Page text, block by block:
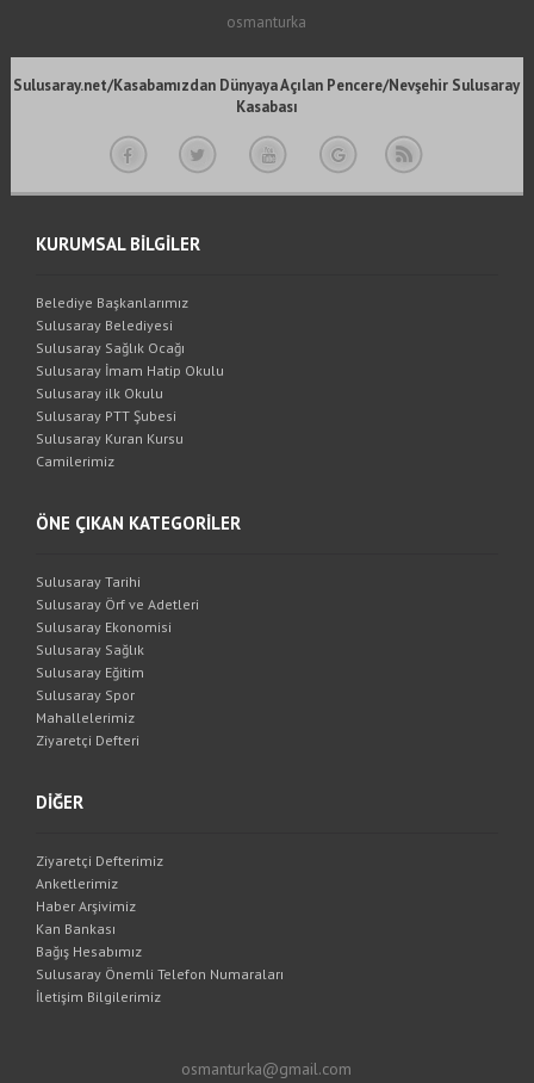
osmanturka
Sulusaray.net/Kasabamızdan Dünyaya Açılan Pencere/Nevşehir Sulusaray
Kasabası
KURUMSAL BİLGİLER
Belediye Başkanlarımız
Sulusaray Belediyesi
Sulusaray Sağlık Ocağı
Sulusaray İmam Hatip Okulu
Sulusaray ilk Okulu
Sulusaray PTT Şubesi
Sulusaray Kuran Kursu
Camilerimiz
ÖNE ÇIKAN KATEGORİLER
Sulusaray Tarihi
Sulusaray Örf ve Adetleri
Sulusaray Ekonomisi
Sulusaray Sağlık
Sulusaray Eğitim
Sulusaray Spor
Mahallelerimiz
Ziyaretçi Defteri
DİĞER
Ziyaretçi Defterimiz
Anketlerimiz
Haber Arşivimiz
Kan Bankası
Bağış Hesabımız
Sulusaray Önemli Telefon Numaraları
İletişim Bilgilerimiz
osmanturka@gmail.com